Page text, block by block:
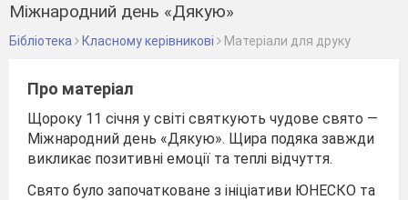
Міжнародний день «Дякую»
Бібліотека Класному керівникові Матеріали для друку
Про матеріал
Щороку 11 січня у світі святкують чудове свято —
Міжнародний день «Дякую». Щира подяка завжди
викликає позитивні емоції та теплі відчуття.
Свято було започатковане з ініціативи ЮНЕСКО та